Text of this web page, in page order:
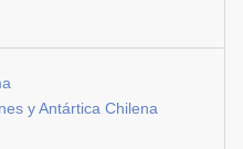
y Antártica Chilena